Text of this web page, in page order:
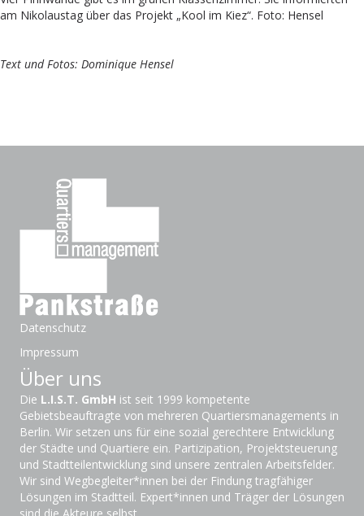
am Nikolaustag über das Projekt „Kool im Kiez“. Foto: Hensel
Text und Fotos: Dominique Hensel
Datenschutz
Impressum
Über uns
Die L.I.S.T. GmbH ist seit 1999 kompetente
Gebietsbeauftragte von mehreren Quartiersmanagements in
Berlin. Wir setzen uns für eine sozial gerechtere Entwicklung
der Städte und Quartiere ein. Partizipation, Projektsteuerung
und Stadtteilentwicklung sind unsere zentralen Arbeitsfelder.
Wir sind Wegbegleiter*innen bei der Findung tragfähiger
Lösungen im Stadtteil. Expert*innen und Träger der Lösungen
sind die Akteure selbst.